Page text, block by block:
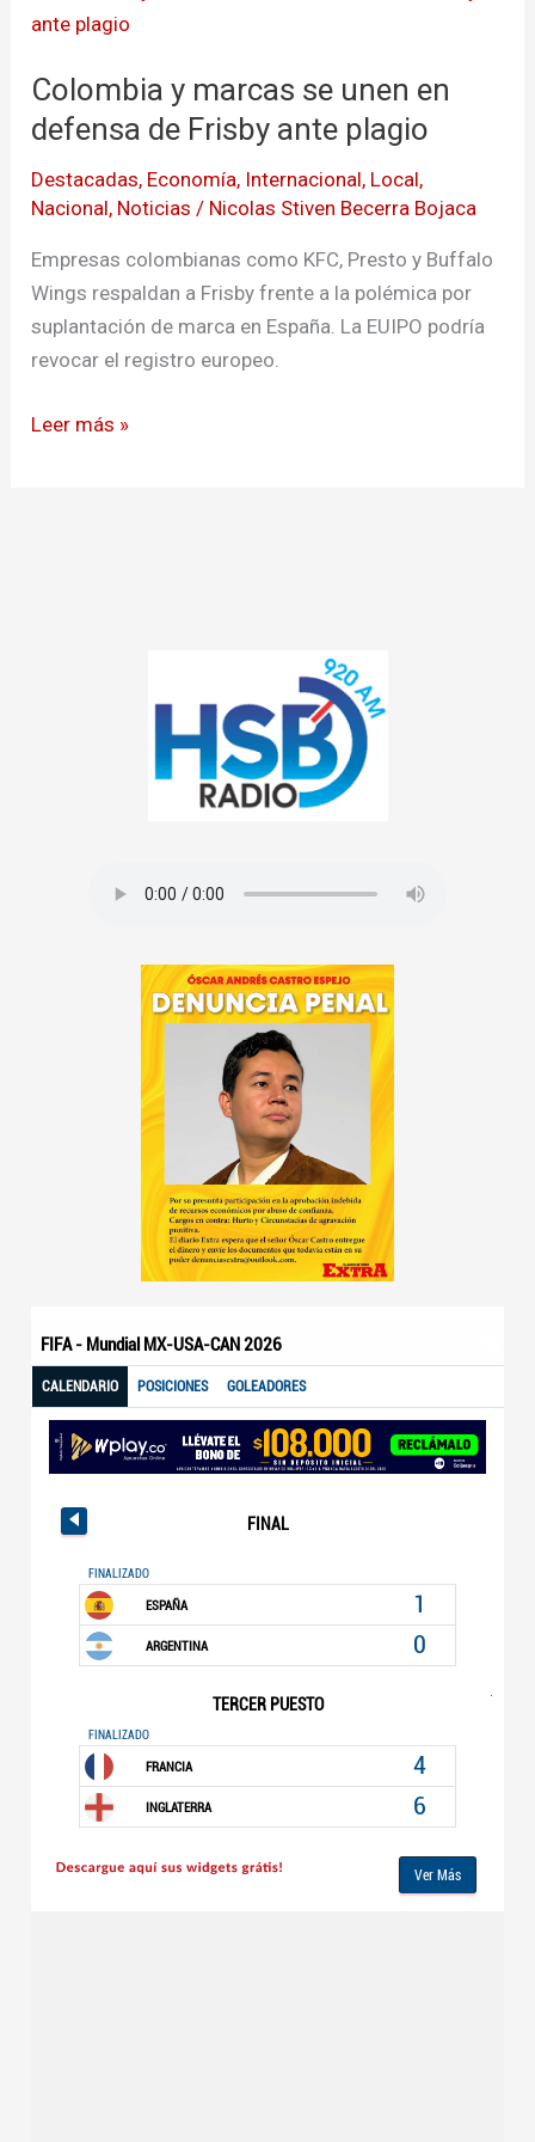
Colombia y marcas se unen en
defensa de Frisby ante plagio
Destacadas, Economía, Internacional, Local,
Nacional, Noticias / Nicolas Stiven Becerra Bojaca
Empresas colombianas como KFC, Presto y Buffalo
Wings respaldan a Frisby frente a la polémica por
suplantación de marca en España. La EUIPO podría
revocar el registro europeo.
y
se
unen
defensa
de
Frisby
ante
plagio
Leer más »